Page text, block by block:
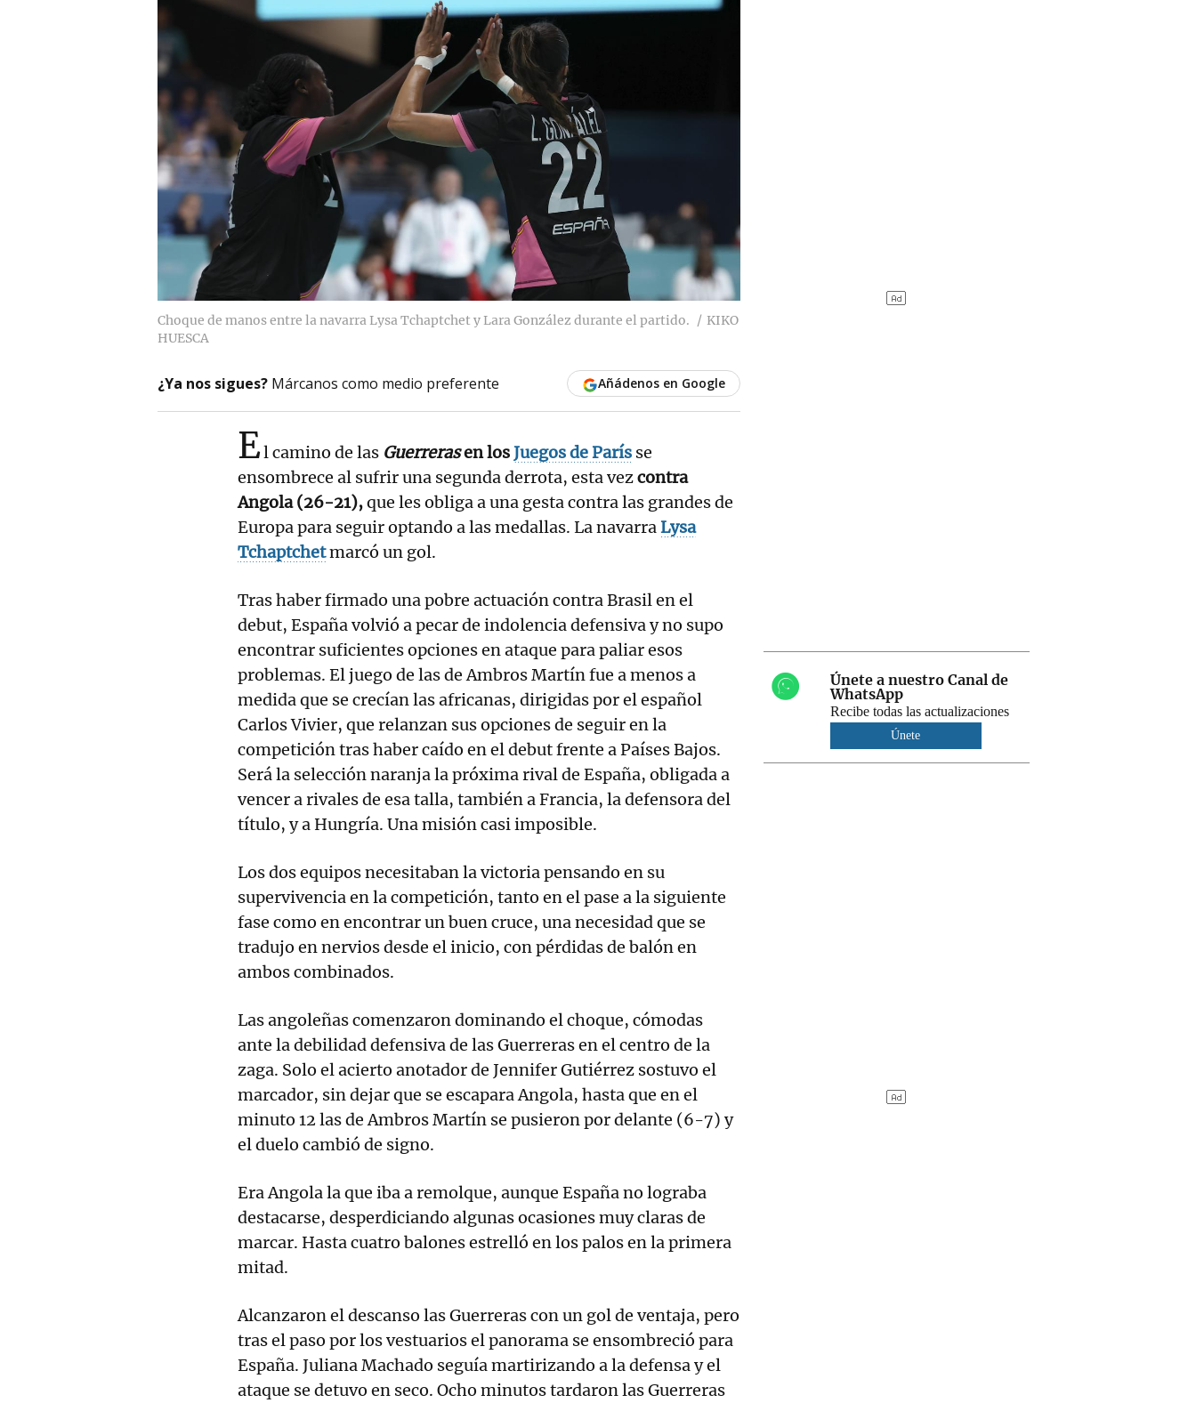
Choque de manos entre la navarra Lysa Tchaptchet y Lara González durante el partido.
KIKO
HUESCA
¿Ya nos sigues? Márcanos como medio preferente Añádenos en Google
El camino de las Guerrerasen losJuegos de París se
ensombrece al sufrir una segunda derrota, esta vezcontra
Angola (26-21),que les obliga a una gesta contra las grandes de
Europa para seguir optando a las medallas. La navarraLysa
Tchaptchetmarcó un gol.
Tras haber firmado una pobre actuación contra Brasil en el
debut, España volvió a pecar de indolencia defensiva y no supo
encontrar suficientes opciones en ataque para paliar esos
problemas. El juego de las de Ambros Martín fue a menos a
medida que se crecían las africanas, dirigidas por el español
Carlos Vivier, que relanzan sus opciones de seguir en la
competición tras haber caído en el debut frente a Países Bajos.
Será la selección naranja la próxima rival de España, obligada a
vencer a rivales de esa talla, también a Francia, la defensora del
título, y a Hungría. Una misión casi imposible.
Los dos equipos necesitaban la victoria pensando en su
supervivencia en la competición, tanto en el pase a la siguiente
fase como en encontrar un buen cruce, una necesidad que se
tradujo en nervios desde el inicio, con pérdidas de balón en
ambos combinados.
Las angoleñas comenzaron dominando el choque, cómodas
ante la debilidad defensiva de las Guerreras en el centro de la
zaga. Solo el acierto anotador de Jennifer Gutiérrez sostuvo el
marcador, sin dejar que se escapara Angola, hasta que en el
minuto 12 las de Ambros Martín se pusieron por delante (6-7) y
el duelo cambió de signo.
Era Angola la que iba a remolque, aunque España no lograba
destacarse, desperdiciando algunas ocasiones muy claras de
marcar. Hasta cuatro balones estrelló en los palos en la primera
mitad.
Alcanzaron el descanso las Guerreras con un gol de ventaja, pero
tras el paso por los vestuarios el panorama se ensombreció para
España. Juliana Machado seguía martirizando a la defensa y el
ataque se detuvo en seco. Ocho minutos tardaron las Guerreras
Únete a nuestro Canal de
WhatsApp
Recibe todas las actualizaciones
Únete